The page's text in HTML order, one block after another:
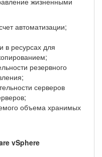
автоматизации;
в ресурсах для
резервного
серверов
объема хранимых
vSphere